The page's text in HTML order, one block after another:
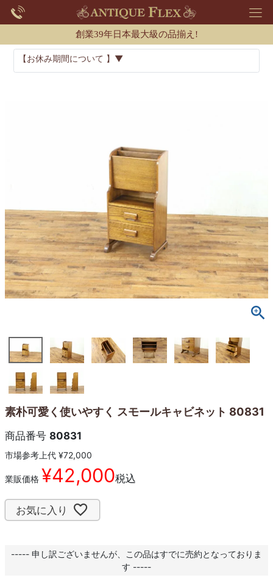
創業39年日本最大級の品揃え!
【お休み期間について 】▼
素朴可愛く使いやすく スモールキャビネット 80831
商品番号 80831
市場参考上代 ¥72,000
業販価格 ¥42,000税込
お気に入り
----- 申し訳ございませんが、この品はすでに売約となっておりま
す -----